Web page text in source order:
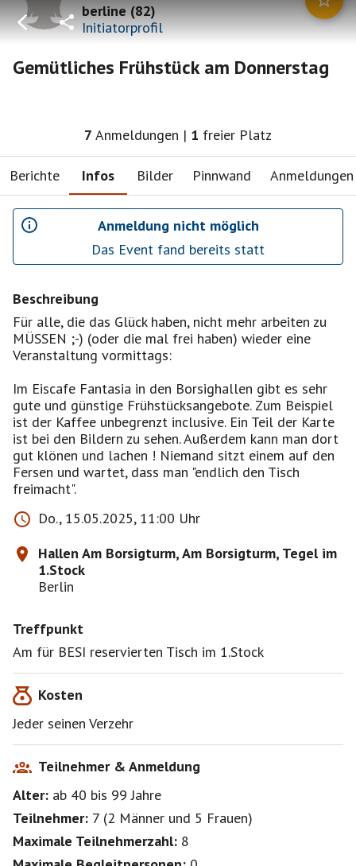
berline(82)
Initiatorprofil
Gemütliches Frühstück am Donnerstag
7 Anmeldungen | 1 freier Platz
Berichte Infos Bilder Pinnwand Anmeldungen
Anmeldung nicht möglich
Das Event fand bereits statt
Beschreibung
Für alle, die das Glück haben, nicht mehr arbeiten zu
MÜSSEN ;-) (oder die mal frei haben) wieder eine
Veranstaltung vormittags:
Im Eiscafe Fantasia in den Borsighallen gibt es sehr
gute und günstige Frühstücksangebote. Zum Beispiel
ist der Kaffee unbegrenzt inclusive. Ein Teil der Karte
ist bei den Bildern zu sehen. Außerdem kann man dort
gut klönen und lachen ! Niemand sitzt einem auf den
Fersen und wartet, dass man "endlich den Tisch
Do., 15.05.2025, 11:00 Uhr
Hallen Am Borsigturm, Am Borsigturm, Tegel im
1.Stock
Berlin
Treffpunkt
Am für BESI reservierten Tisch im 1.Stock
Kosten
Jeder seinen Verzehr
Teilnehmer & Anmeldung
Alter: ab 40 bis 99Jahre
Teilnehmer: 7 (2 Männer und 5 Frauen)
Maximale Teilnehmerzahl: 8